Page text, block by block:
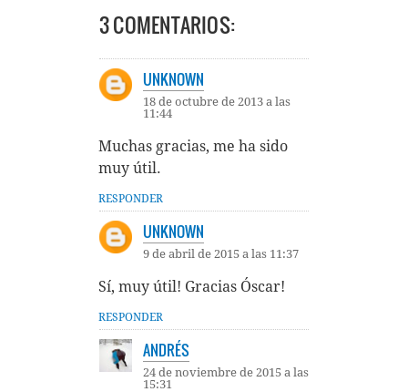
3 COMENTARIOS:
UNKNOWN
18 de octubre de 2013 a las
11:44
Muchas gracias, me ha sido
muy útil.
RESPONDER
UNKNOWN
9 de abril de 2015 a las 11:37
Sí, muy útil! Gracias Óscar!
RESPONDER
ANDRÉS
24 de noviembre de 2015 a las
15:31